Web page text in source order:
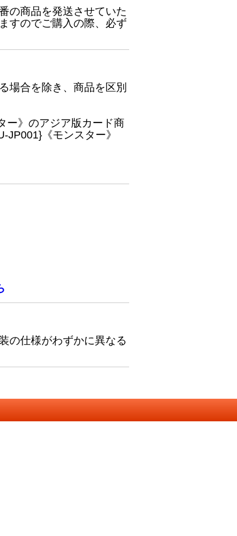
の商品を発送させていた
すのでご購入の際、必ず
場合を除き、商品を区別
ー》のアジア版カード商
《モンスター》
の仕様がわずかに異なる